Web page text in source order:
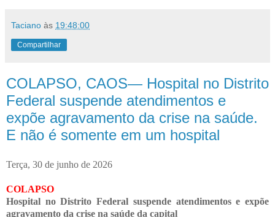
Taciano às 19:48:00
Compartilhar
COLAPSO, CAOS— Hospital no Distrito
Federal suspende atendimentos e
expõe agravamento da crise na saúde.
E não é somente em um hospital
Terça, 30 de junho de 2026
COLAPSO
Hospital no Distrito Federal suspende atendimentos e expõe
agravamento da crise na saúde da capital